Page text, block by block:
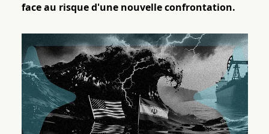
face au risque d'une nouvelle confrontation.